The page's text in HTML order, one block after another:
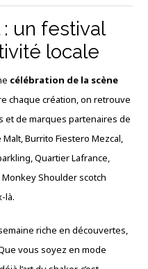
: un festival
locale
célébration de la scène
chaque création, on retrouve
et de marques partenaires de
Burrito Fiestero Mezcal,
Quartier Lafrance,
Shoulder scotch
là.
riche en découvertes,
vous soyez en mode